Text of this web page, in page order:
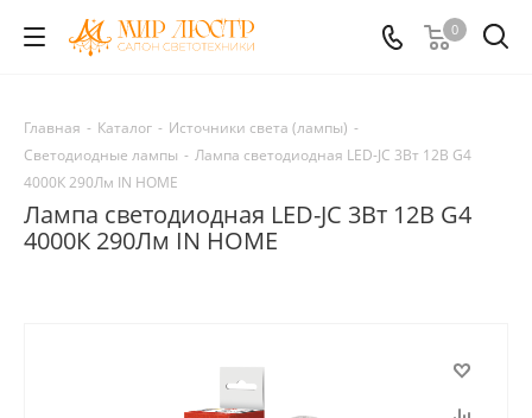
0
Главная - Каталог - Источники света (лампы) -
Светодиодные лампы - Лампа светодиодная LED-JC 3Вт 12В G4
4000К 290Лм IN HOME
Лампа светодиодная LED-JC 3Вт 12В G4
4000К 290Лм IN HOME